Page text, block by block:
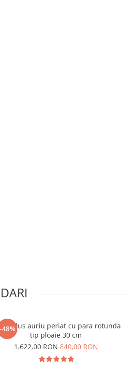
-48%
de dus auriu periat cu para rotunda
tip ploaie 30 cm
1.622,00 RON840,00 RON